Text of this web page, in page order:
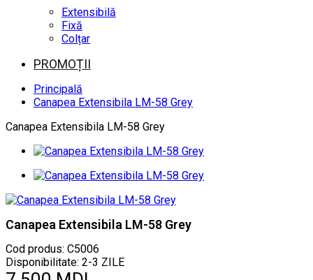
Extensibilă
Fixă
Colțar
PROMOȚII
Principală
Canapea Extensibila LM-58 Grey
Canapea Extensibila LM-58 Grey
Canapea Extensibila LM-58 Grey
Cod produs: C5006
Disponibilitate: 2-3 ZILE